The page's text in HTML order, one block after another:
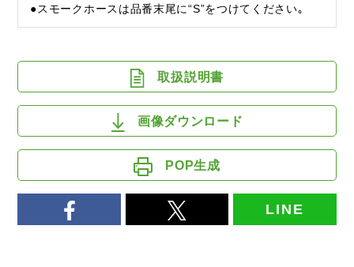
●スモークホースは品番末尾に“S”をつけてください｡
取扱説明書
画像ダウンロード
POP生成
LINE